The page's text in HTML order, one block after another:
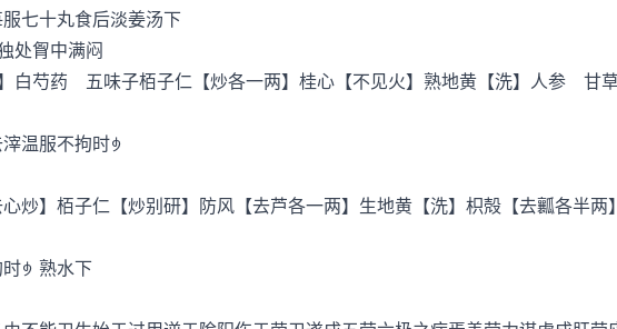
七十丸食后淡姜汤下
胷中满闷
芍药 五味子栢子仁【炒各一两】桂心【不见火】熟地黄【洗】人参 甘
温服不拘时
】栢子仁【炒别研】防风【去芦各一两】生地黄【洗】枳殻【去瓤各半两
熟水下